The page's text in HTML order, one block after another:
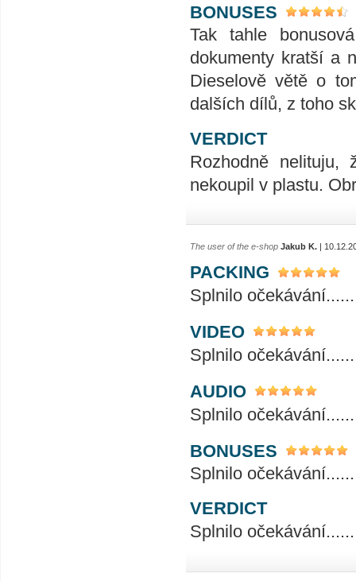
BONUSES
Tak tahle
dokumenty kratší a
Dieselově větě o
dalších dílů, z toho
VERDICT
Rozhodně
nekoupil v plastu.
The user of the e-shop Jakub K. |
PACKING
Splnilo
VIDEO
Splnilo
AUDIO
Splnilo
BONUSES
Splnilo
VERDICT
Splnilo